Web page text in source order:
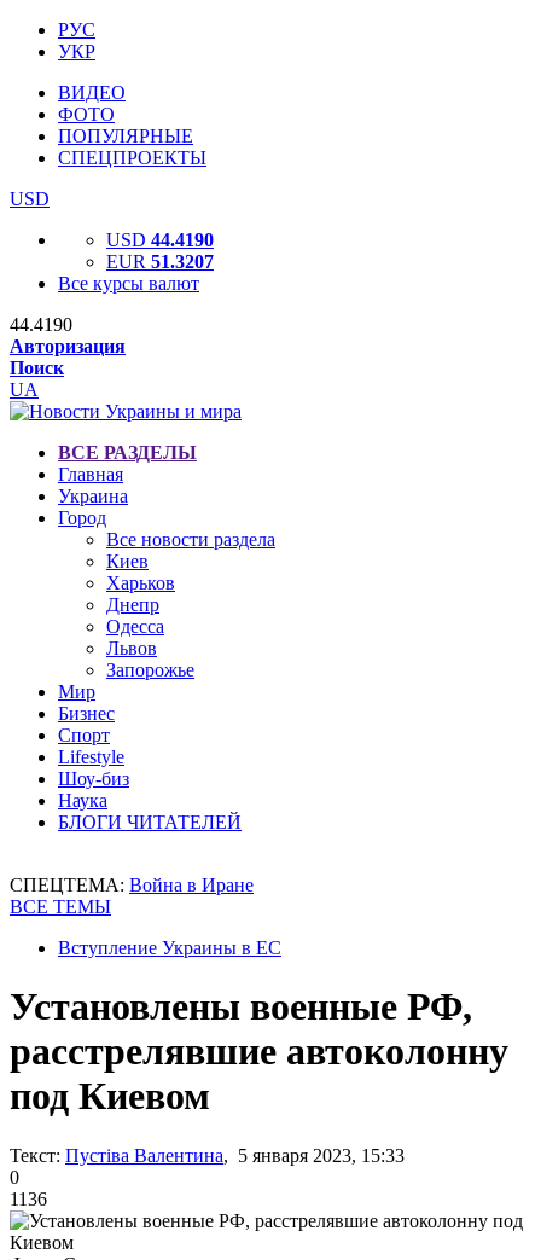
РУС
УКР
ВИДЕО
ФОТО
ПОПУЛЯРНЫЕ
СПЕЦПРОЕКТЫ
USD
USD 44.4190
EUR 51.3207
Все курсы валют
44.4190
Авторизация
Поиск
UA
ВСЕ РАЗДЕЛЫ
Главная
Украина
Город
Все новости раздела
Киев
Харьков
Днепр
Одесса
Львов
Запорожье
Мир
Бизнес
Спорт
Lifestyle
Шоу-биз
Наука
БЛОГИ ЧИТАТЕЛЕЙ
СПЕЦТЕМА: Война в Иране
ВСЕ ТЕМЫ
Вступление Украины в ЕС
Установлены военные РФ,
расстрелявшие автоколонну
под Киевом
Текст: Пустіва Валентина, 5 января 2023, 15:33
0
1136